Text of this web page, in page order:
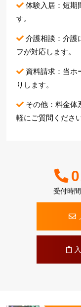
体験入居：短期
す。
介護相談：介護
フが対応します。
資料請求：当ホ
りします。
その他：料金体
軽にご質問ください
受付時